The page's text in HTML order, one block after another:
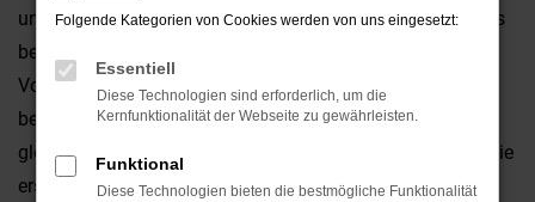
uns immer wieder gestellt und offen gestanden, kommt es
bei der Beantwortung stark auf Ihre individuellen
Vorstellungen an. Fest steht jedoch, dass der Fiat Ducato
bestens für Ihre Mobilität in Schwandorf geeignet ist und
gleich in mehrerlei Hinsicht überzeugt. Da ist zum einen die
erstklassige Qualität, da sind aber auch die emotionalen
Folgende Kategorien von Cookies werden von uns eingesetzt:
Essentiell
Diese Technologien sind erforderlich, um die
Kernfunktionalität der Webseite zu gewährleisten.
Funktional
Diese Technologien bieten die bestmögliche Funktionalität